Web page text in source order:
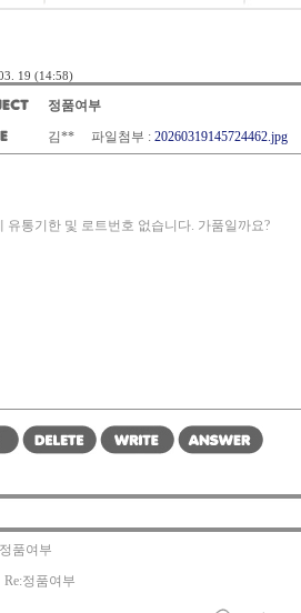
19 (14:58)
정품여부
김** 파일첨부 : 20260319145724462.jpg
유통기한 및 로트번호 없습니다. 가품일까요?
정품여부
Re:정품여부